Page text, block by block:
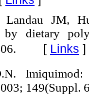
Landau JM,
by dietary
[ Links ]
149(Suppl.